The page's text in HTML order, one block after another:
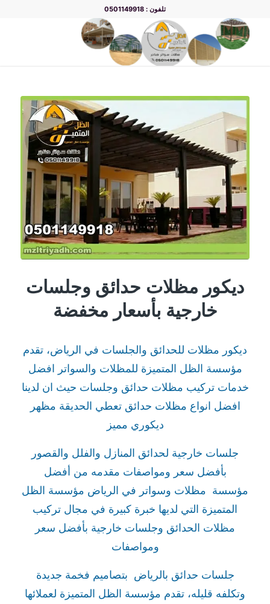
تلفون : 0501149918
ديكور مظلات حدائق وجلسات
خارجية بأسعار مخفضة
ديكور مظلات للحدائق والجلسات في الرياض، تقدم
مؤسسة الظل المتميزة للمظلات والسواتر افضل
خدمات تركيب مظلات حدائق وجلسات حيث ان لدينا
افضل انواع مظلات حدائق تعطي الحديقة مظهر
ديكوري مميز
جلسات خارجية لحدائق المنازل والفلل والقصور
بأفضل سعر ومواصفات مقدمه من أفضل
مؤسسة مظلات وسواتر في الرياض مؤسسة الظل
المتميزة التي لديها خبرة كبيرة في مجال تركيب
مظلات الحدائق وجلسات خارجية بأفضل سعر
ومواصفات
جلسات حدائق بالرياض بتصاميم فخمة جديدة
وتكلفه قليله، تقدم مؤسسة الظل المتميزة لعملائها